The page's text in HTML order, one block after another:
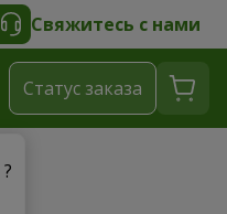
Свяжитесь с нами
?
Cтатус заказа